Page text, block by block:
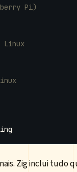
Pi)
Linux
Zig inclui tudo